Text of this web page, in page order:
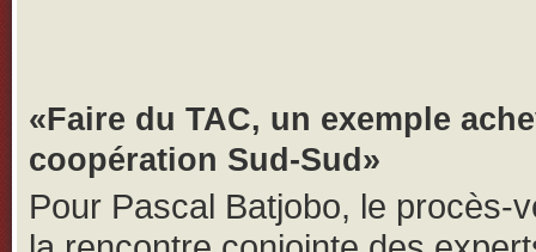
«Faire du TAC, un exemple
coopération Sud-Sud»
Pour Pascal Batjobo, le procès-